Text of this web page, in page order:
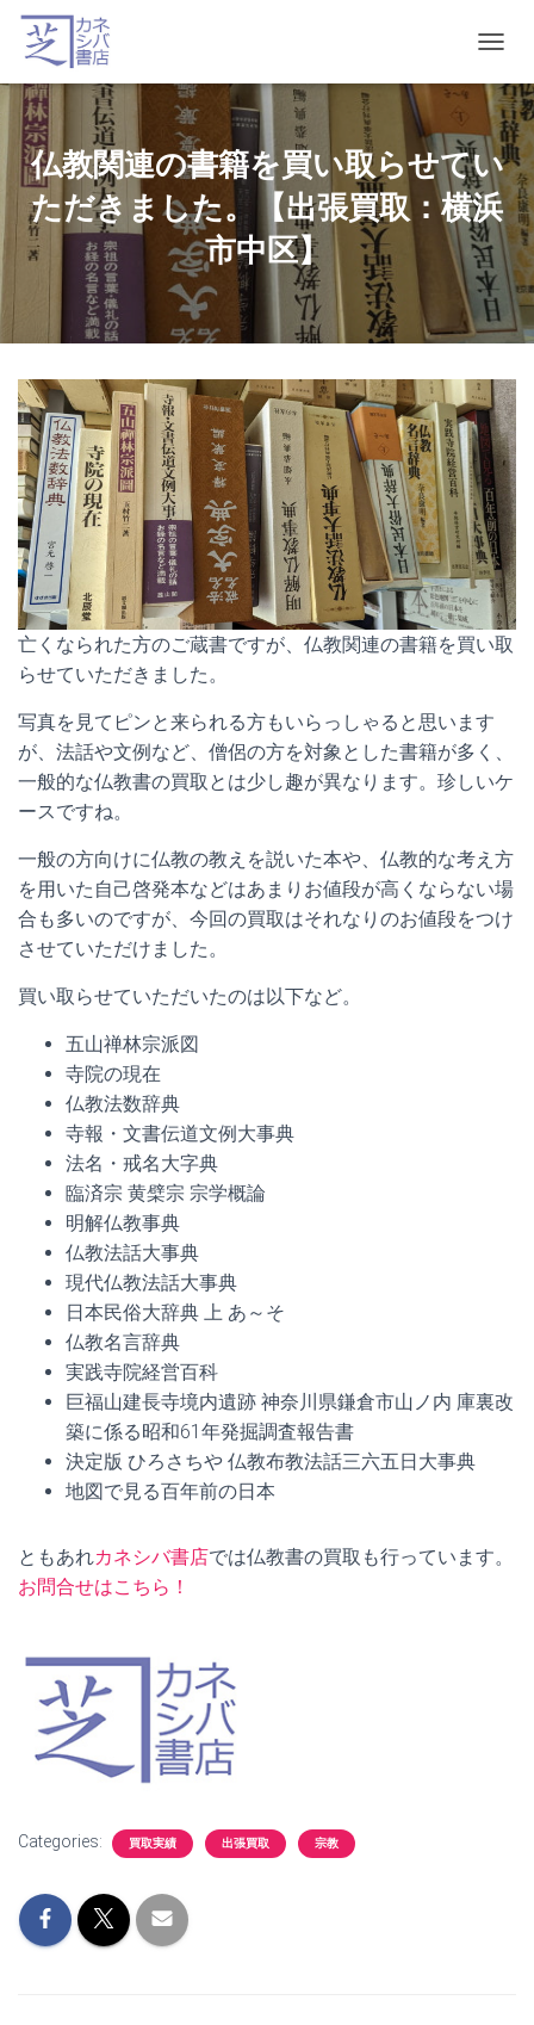
O
G
G
L
E
N
A
V
I
G
A
T
O
N
仏教関連の書籍を買い取らせてい
ただきました。【出張買取：横浜
市中区】
亡くなられた方のご蔵書ですが、仏教関連の書籍を買い取
らせていただきました。
写真を見てピンと来られる方もいらっしゃると思います
が、法話や文例など、僧侶の方を対象とした書籍が多く、
一般的な仏教書の買取とは少し趣が異なります。珍しいケ
ースですね。
一般の方向けに仏教の教えを説いた本や、仏教的な考え方
を用いた自己啓発本などはあまりお値段が高くならない場
合も多いのですが、今回の買取はそれなりのお値段をつけ
させていただけました。
買い取らせていただいたのは以下など。
五山禅林宗派図
寺院の現在
仏教法数辞典
寺報・文書伝道文例大事典
法名・戒名大字典
臨済宗 黄檗宗 宗学概論
明解仏教事典
仏教法話大事典
現代仏教法話大事典
日本民俗大辞典 上 あ～そ
仏教名言辞典
実践寺院経営百科
巨福山建長寺境内遺跡 神奈川県鎌倉市山ノ内 庫裏改
築に係る昭和61年発掘調査報告書
決定版 ひろさちや 仏教布教法話三六五日大事典
地図で見る百年前の日本
ともあれカネシバ書店では仏教書の買取も行っています。
お問合せはこちら！
Categories: 買取実績 出張買取 宗教